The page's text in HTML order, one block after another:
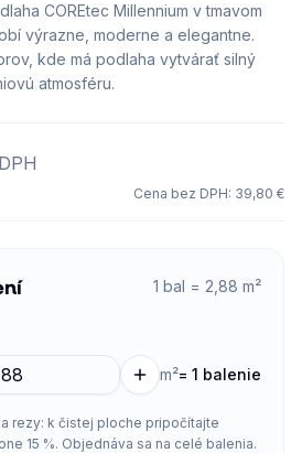
COREtec Millennium v tmavom
výrazne, moderne a elegantne.
kde má podlaha vytvárať silný
atmosféru.
Cena bez DPH: 39,80 €
1 bal = 2,88 m²
m²= 1 balenie
rezy: k čistej ploche pripočítajte
15 %. Objednáva sa na celé balenia.